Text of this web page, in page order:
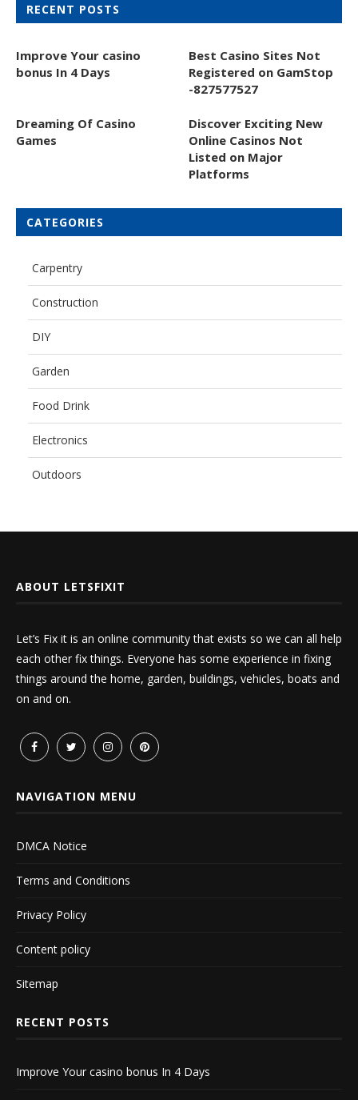
RECENT POSTS
Improve Your casino
bonus In 4 Days
Best Casino Sites Not
Registered on GamStop
-827577527
Dreaming Of Casino
Games
Discover Exciting New
Online Casinos Not
Listed on Major
Platforms
CATEGORIES
Carpentry
Construction
DIY
Garden
Food Drink
Electronics
Outdoors
ABOUT LETSFIXIT
Let’s Fix it is an online community that exists so we can all help
each other fix things. Everyone has some experience in fixing
things around the home, garden, buildings, vehicles, boats and
on and on.
NAVIGATION MENU
DMCA Notice
Terms and Conditions
Privacy Policy
Content policy
Sitemap
RECENT POSTS
Improve Your casino bonus In 4 Days